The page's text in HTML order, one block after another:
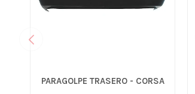
PARAGOLPE TRASERO - CORSA